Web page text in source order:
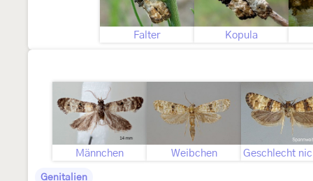
Falter Kopula
Männchen Weibchen
Genitalien